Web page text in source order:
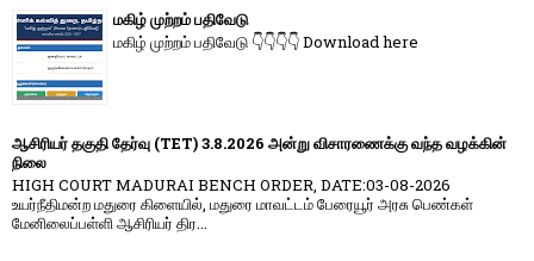
மகிழ் முற்றம் பதிவேடு
மகிழ் முற்றம் பதிவேடு 👇👇👇👇 Download here
ஆசிரியர் தகுதி தேர்வு (TET) 3.8.2026 அன்று விசாரணைக்கு வந்த வழக்கின்
நிலை
HIGH COURT MADURAI BENCH ORDER, DATE:03-08-2026
உயர்நீதிமன்ற மதுரை கிளையில், மதுரை மாவட்டம் பேரையூர் அரசு பெண்கள்
மேனிலைப்பள்ளி ஆசிரியர் திர...